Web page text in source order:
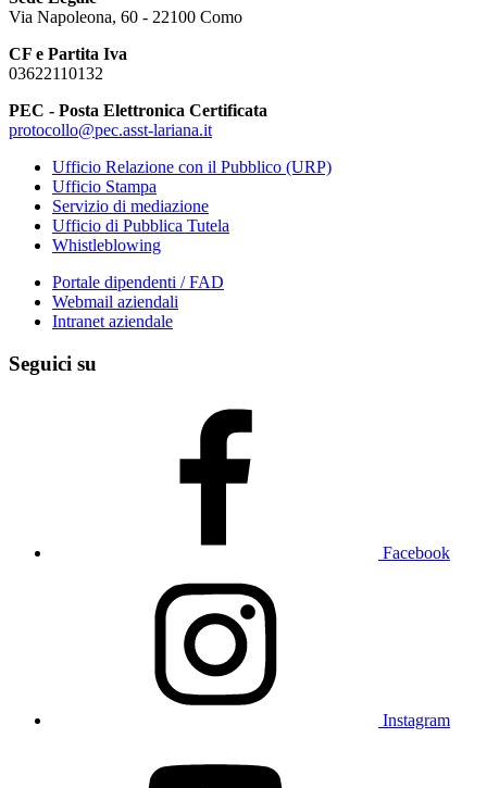
Via Napoleona, 60 - 22100 Como
CF e Partita Iva
03622110132
PEC - Posta Elettronica Certificata
protocollo@pec.asst-lariana.it
Ufficio Relazione con il Pubblico (URP)
Ufficio Stampa
Servizio di mediazione
Ufficio di Pubblica Tutela
Whistleblowing
Portale dipendenti / FAD
Webmail aziendali
Intranet aziendale
Seguici su
Facebook
Instagram